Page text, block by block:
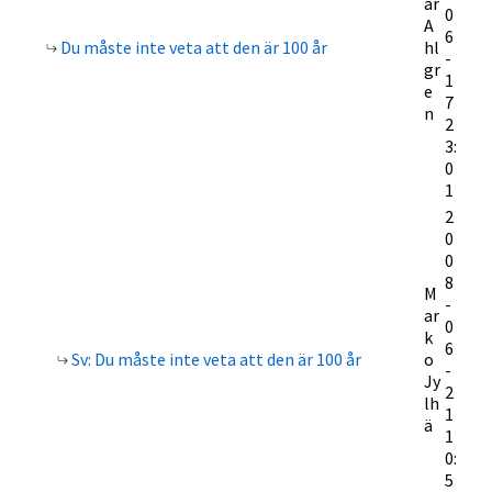
Du måste inte veta att den är 100 år
A
hl
gr
e
n
0
6
-
1
7
2
3:
0
1
Sv: Du måste inte veta att den är 100 år
M
ar
k
o
Jy
lh
ä
2
0
0
8
-
0
6
-
2
1
1
0:
5